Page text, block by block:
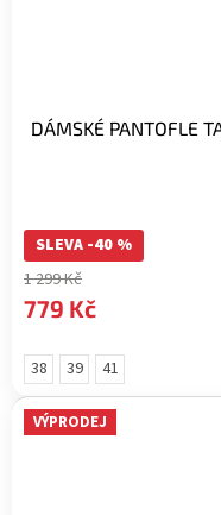
DÁMSKÉ PANTOFLE
SLEVA -40 %
1 299 Kč
779 Kč
38 39 41
VÝPRODEJ